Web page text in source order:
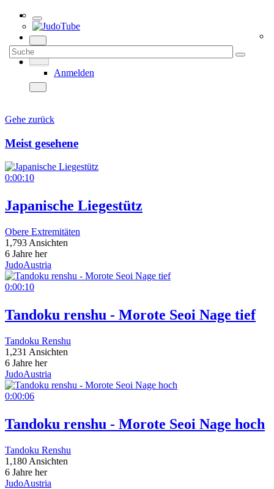
Anmelden
Gehe zurück
Meist gesehene
0:00:10
Japanische Liegestütz
Obere Extremitäten
1,793 Ansichten
6 Jahre her
JudoAustria
0:00:10
Tandoku renshu - Morote Seoi Nage tief
Tandoku Renshu
1,231 Ansichten
6 Jahre her
JudoAustria
0:00:06
Tandoku renshu - Morote Seoi Nage hoch
Tandoku Renshu
1,180 Ansichten
6 Jahre her
JudoAustria